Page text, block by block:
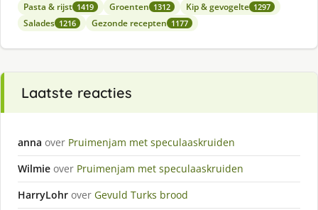
Pasta & rijst 1419 Groenten 1312 Kip & gevogelte 1297
Salades 1216 Gezonde recepten 1177
Laatste reacties
anna over Pruimenjam met speculaaskruiden
Wilmie over Pruimenjam met speculaaskruiden
HarryLohr over Gevuld Turks brood